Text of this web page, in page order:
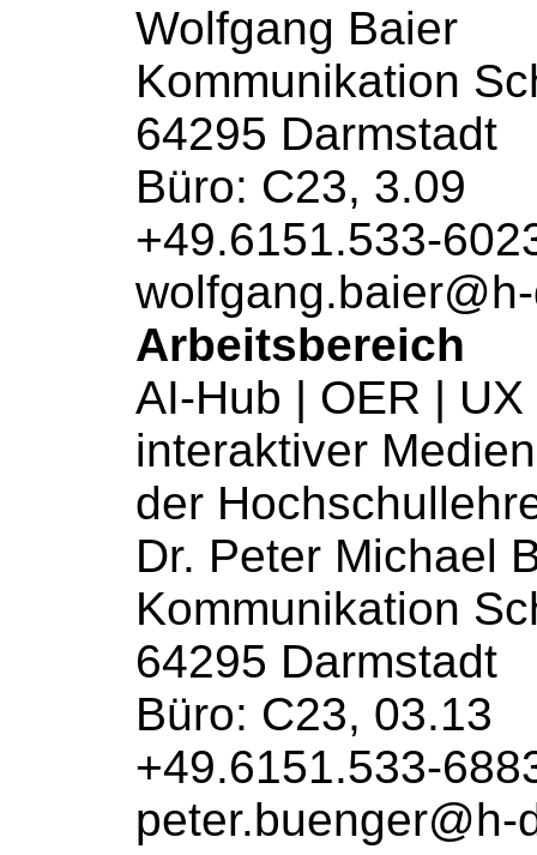
Wolfgang Baier
Kommunikation
64295 Darmstadt
Büro: C23, 3.09
+49.6151.533-
Arbeitsbereich
AI-Hub | OER |
interaktiver
der
Dr. Peter Michael
Kommunikation
64295 Darmstadt
Büro: C23, 03.13
+49.6151.533-
peter.buenger@h-